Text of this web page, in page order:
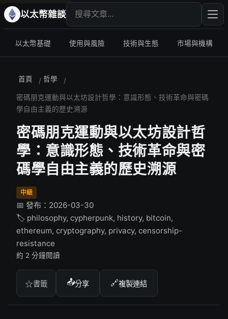
以太幣雜談 搜尋文章 輸入
以太幣基礎 使用與風險 技術與生態 市場與機構
首頁 / 哲學 /
密碼朋克運動與以太坊設計哲學：意識形態、技術革命與密碼
學自由主義的歷史溯源
密碼朋克運動與以太坊設計哲
學：意識形態、技術革命與密
碼學自由主義的歷史溯源
中級
📅 發布：2026-03-30
🏷️ philosophy, cypherpunk, history, bitcoin,
ethereum, cryptography, privacy, censorship-
resistance
約 2 分鐘閱讀
☆書籤 📤分享 🔗複製連結